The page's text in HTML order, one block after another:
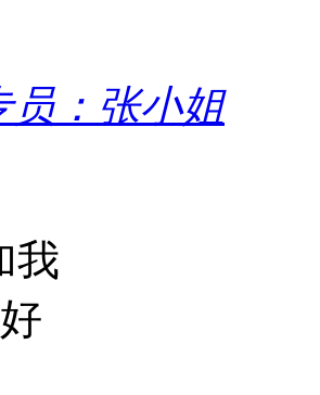
员：张小姐